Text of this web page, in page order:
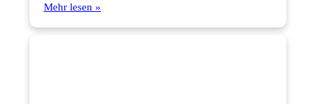
Mehr lesen »